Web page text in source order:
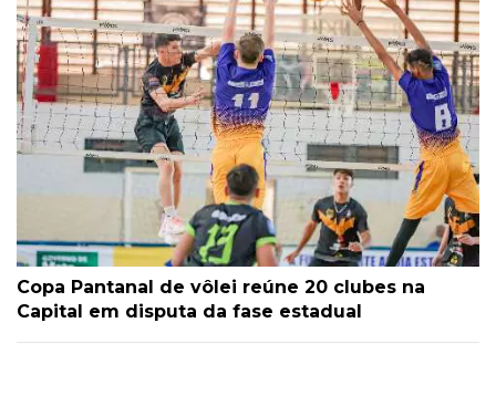
Copa Pantanal de vôlei reúne 20 clubes na
Capital em disputa da fase estadual